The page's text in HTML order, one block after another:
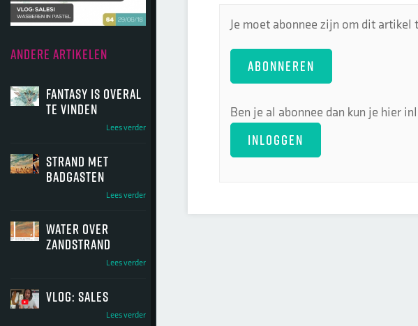
ANDERE ARTIKELEN
Fantasy is overal
te vinden
Lees verder
Strand met
badgasten
Lees verder
water over
zandstrand
Lees verder
vlog: sales
Lees verder
Je moet abonnee zijn om dit artikel
ABONNEREN
Ben je al abonnee dan kun je hier
INLOGGEN